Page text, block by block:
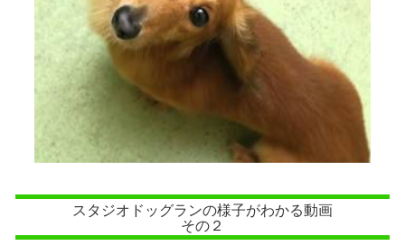
スタジオドッグランの様子がわかる動画
その２